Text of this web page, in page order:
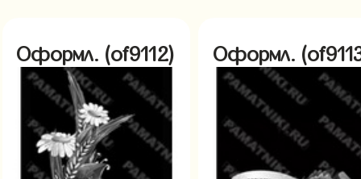
Оформл. (of9112) Оформл.